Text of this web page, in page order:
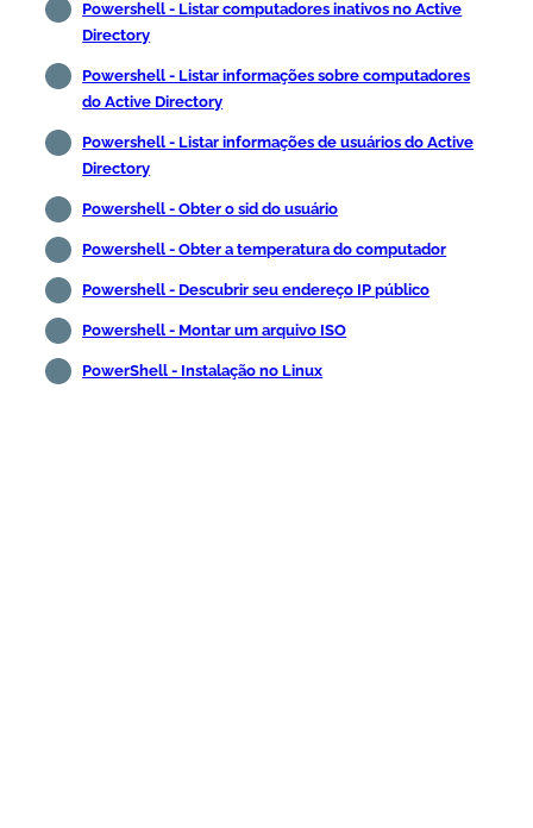
Powershell - Listar computadores inativos no Active
Directory
Powershell - Listar informações sobre computadores
do Active Directory
Powershell - Listar informações de usuários do Active
Directory
Powershell - Obter o sid do usuário
Powershell - Obter a temperatura do computador
Powershell - Descubrir seu endereço IP público
Powershell - Montar um arquivo ISO
PowerShell - Instalação no Linux